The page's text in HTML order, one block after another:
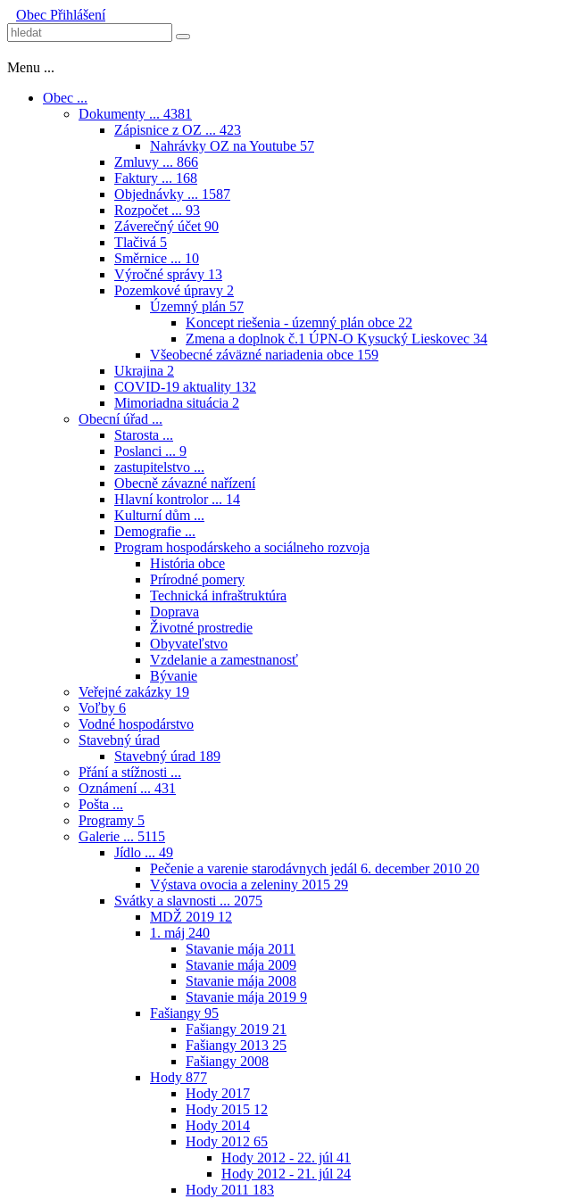
Obec Přihlášení
Menu ...
Obec ...
Dokumenty ... 4381
Zápisnice z OZ ... 423
Nahrávky OZ na Youtube 57
Zmluvy ... 866
Faktury ... 168
Objednávky ... 1587
Rozpočet ... 93
Záverečný účet 90
Tlačivá 5
Směrnice ... 10
Výročné správy 13
Pozemkové úpravy 2
Územný plán 57
Koncept riešenia - územný plán obce 22
Zmena a doplnok č.1 ÚPN-O Kysucký Lieskovec 34
Všeobecné záväzné nariadenia obce 159
Ukrajina 2
COVID-19 aktuality 132
Mimoriadna situácia 2
Obecní úřad ...
Starosta ...
Poslanci ... 9
zastupitelstvo ...
Obecně závazné nařízení
Hlavní kontrolor ... 14
Kulturní dům ...
Demografie ...
Program hospodárskeho a sociálneho rozvoja
História obce
Prírodné pomery
Technická infraštruktúra
Doprava
Životné prostredie
Obyvateľstvo
Vzdelanie a zamestnanosť
Bývanie
Veřejné zakázky 19
Voľby 6
Vodné hospodárstvo
Stavebný úrad
Stavebný úrad 189
Přání a stížnosti ...
Oznámení ... 431
Pošta ...
Programy 5
Galerie ... 5115
Jídlo ... 49
Pečenie a varenie starodávnych jedál 6. december 2010 20
Výstava ovocia a zeleniny 2015 29
Svátky a slavnosti ... 2075
MDŽ 2019 12
1. máj 240
Stavanie mája 2011
Stavanie mája 2009
Stavanie mája 2008
Stavanie mája 2019 9
Fašiangy 95
Fašiangy 2019 21
Fašiangy 2013 25
Fašiangy 2008
Hody 877
Hody 2017
Hody 2015 12
Hody 2014
Hody 2012 65
Hody 2012 - 22. júl 41
Hody 2012 - 21. júl 24
Hody 2011 183